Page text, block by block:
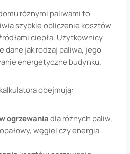
różnymi paliwami to
szybkie obliczenie kosztów
ciepła. Użytkownicy
dane jak rodzaj paliwa, jego
energetyczne budynku.
obejmują:
ogrzewaniadla różnych paliw,
węgiel czy energia